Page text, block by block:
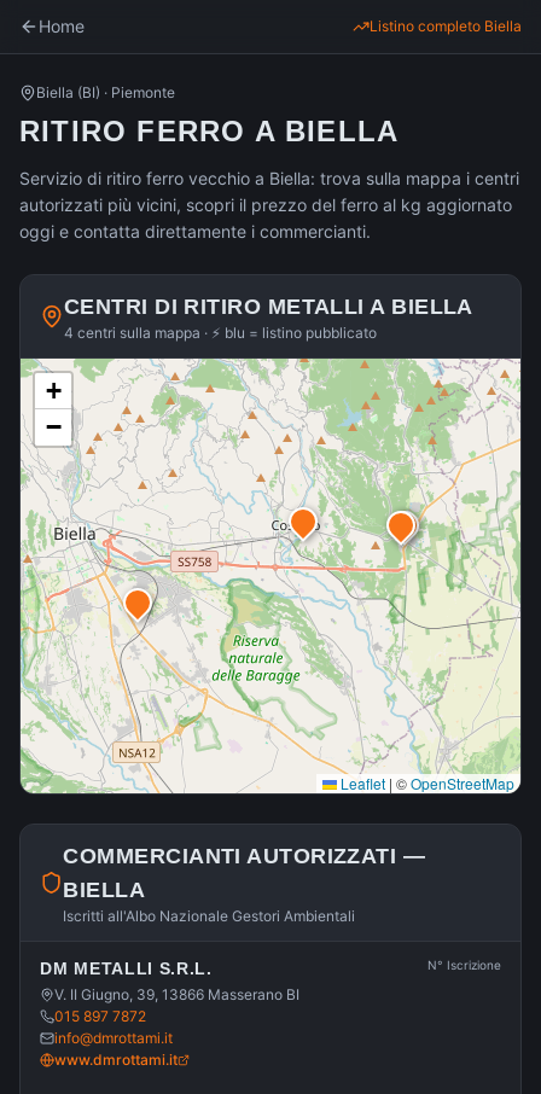
Home Listino completo Biella
Biella (BI) · Piemonte
RITIRO FERRO A BIELLA
Servizio di ritiro ferro vecchio a Biella: trova sulla mappa i centri
autorizzati più vicini, scopri il prezzo del ferro al kg aggiornato
oggi e contatta direttamente i commercianti.
CENTRI DI RITIRO METALLI A BIELLA
4 centri sulla mappa · ⚡ blu = listino pubblicato
+
−
Leaflet | ©OpenStreetMap
COMMERCIANTI AUTORIZZATI —
BIELLA
Iscritti all'Albo Nazionale Gestori Ambientali
DM METALLI S.R.L.
V. II Giugno, 39, 13866 Masserano BI
015 897 7872
info@dmrottami.it
www.dmrottami.it
N° Iscrizione